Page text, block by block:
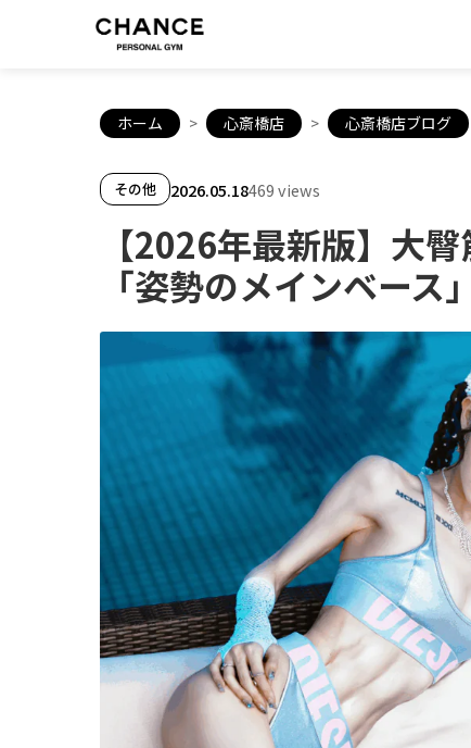
ホーム > 心斎橋店 > 心斎橋店ブログ
その他 2026.05.18469 views
【2026年最新版】大
「姿勢のメインベース